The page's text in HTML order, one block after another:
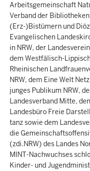
Arbeitsgemeinschaft
Verband der Bibliotheken
(Erz-)Bistümern und
Evangelischen
in NRW, der
dem Westfälisch-
Rheinischen
NRW, dem Eine Welt
junges Publikum NRW,
Landesverband Mitte,
Landesbüro Freie
tanz sowie dem
die
(zdi.NRW) des Landes
MINT-Nachwuchses
Kinder- und